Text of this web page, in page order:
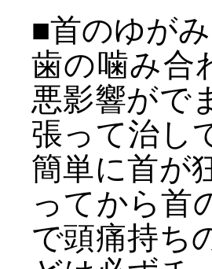
■首のゆがみ
歯の噛み合
悪影響がで
張って治し
簡単に首が
ってから首
で頭痛持ち